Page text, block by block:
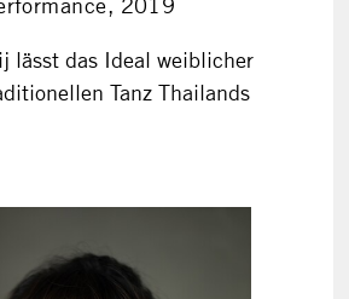
2019
lässt das Ideal weiblicher
Tanz Thailands